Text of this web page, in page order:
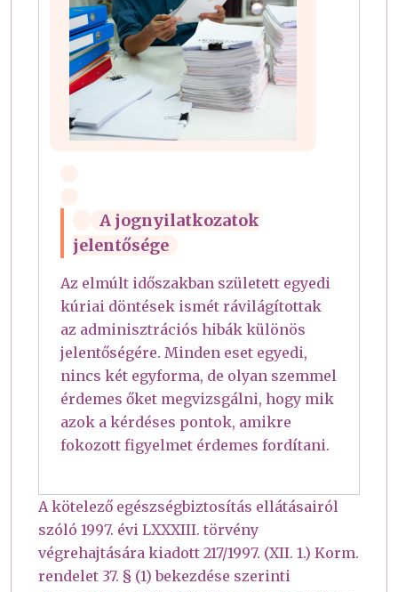
A jognyilatkozatok
jelentősége
Az elmúlt időszakban született egyedi
kúriai döntések ismét rávilágítottak
az adminisztrációs hibák különös
jelentőségére. Minden eset egyedi,
nincs két egyforma, de olyan szemmel
érdemes őket megvizsgálni, hogy mik
azok a kérdéses pontok, amikre
fokozott figyelmet érdemes fordítani.
A kötelező egészségbiztosítás ellátásairól
szóló 1997. évi LXXXIII. törvény
végrehajtására kiadott 217/1997. (XII. 1.) Korm.
rendelet 37. § (1) bekezdése szerinti